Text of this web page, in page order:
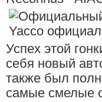
Успех этой
себя новый
также был
самые смелые